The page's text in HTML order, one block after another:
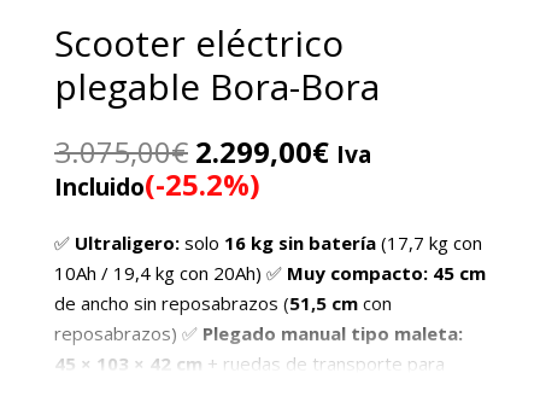
Scooter eléctrico
plegable Bora-Bora
3.075,00€ El
precio
original
era:
3.075,00€.
2.299,00€El
es:
2.299,00€.
Iva
Incluido(-25.2%)
✅ Ultraligero: solo 16 kg sin batería (17,7 kg con
10Ah / 19,4 kg con 20Ah) ✅ Muy compacto: 45 cm
de ancho sin reposabrazos (51,5 cm con
reposabrazos) ✅ Plegado manual tipo maleta:
45 × 103 × 42 cm + ruedas de transporte para